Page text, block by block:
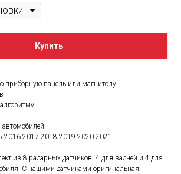
Купить
приборную панель или магнитолу
автомобилей
2016 2017 2018 2019 2020 2021
из 8 радарных датчиков: 4 для задней и 4 для
С нашими датчиками оригинальная